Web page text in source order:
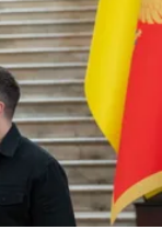
23-й день
з
протестів